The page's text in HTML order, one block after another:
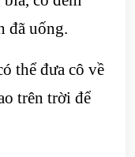
đã uống.
thể đưa cô về
trên trời để